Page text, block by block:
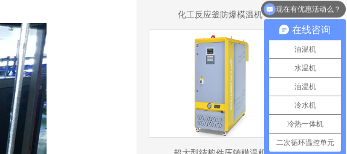
化工反应釜防爆模温机
在线咨询
油温机
水温机
油温机
冷水机
冷热一体机
二次循环温控单元
现在有优惠活动么？